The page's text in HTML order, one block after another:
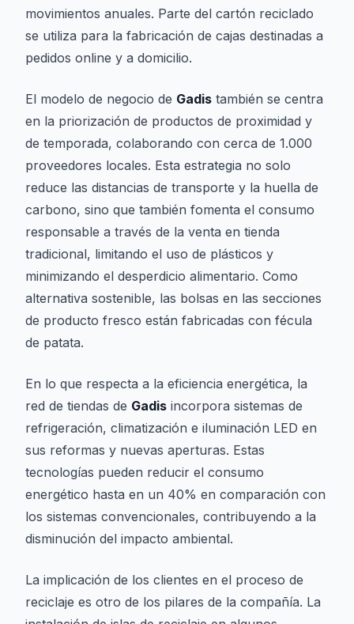
movimientos anuales. Parte del cartón reciclado
se utiliza para la fabricación de cajas destinadas a
pedidos online y a domicilio.
El modelo de negocio de Gadis también se centra
en la priorización de productos de proximidad y
de temporada, colaborando con cerca de 1.000
proveedores locales. Esta estrategia no solo
reduce las distancias de transporte y la huella de
carbono, sino que también fomenta el consumo
responsable a través de la venta en tienda
tradicional, limitando el uso de plásticos y
minimizando el desperdicio alimentario. Como
alternativa sostenible, las bolsas en las secciones
de producto fresco están fabricadas con fécula
de patata.
En lo que respecta a la eficiencia energética, la
red de tiendas de Gadis incorpora sistemas de
refrigeración, climatización e iluminación LED en
sus reformas y nuevas aperturas. Estas
tecnologías pueden reducir el consumo
energético hasta en un 40% en comparación con
los sistemas convencionales, contribuyendo a la
disminución del impacto ambiental.
La implicación de los clientes en el proceso de
reciclaje es otro de los pilares de la compañía. La